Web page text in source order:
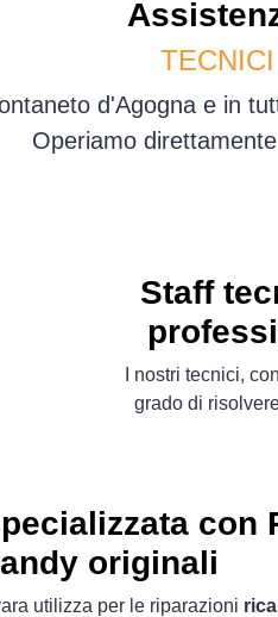
d'Agogna e in
Operiamo
Staff
I nostri tecnici,
grado di
con
originali
utilizza per le riparazioni